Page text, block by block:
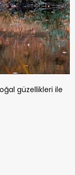
güzellikleri ile